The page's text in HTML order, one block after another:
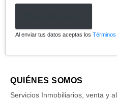
Al enviar tus datos aceptas los
QUIÉNES SOMOS
Servicios Inmobiliarios, venta y